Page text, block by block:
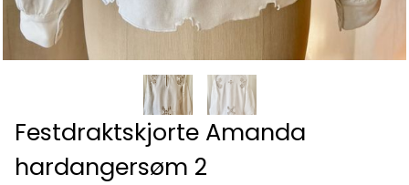
Festdraktskjorte Amanda
hardangersøm 2